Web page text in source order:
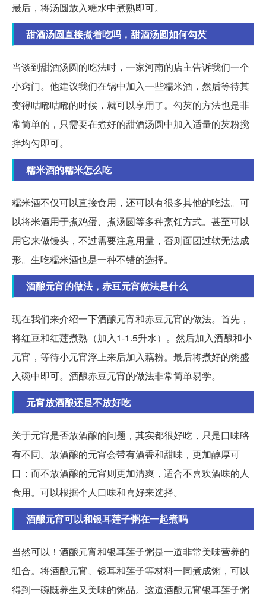
最后，将汤圆放入糖水中煮熟即可。
甜酒汤圆直接煮着吃吗，甜酒汤圆如何勾芡
当谈到甜酒汤圆的吃法时，一家河南的店主告诉我们一个
小窍门。他建议我们在锅中加入一些糯米酒，然后等待其
变得咕嘟咕嘟的时候，就可以享用了。勾芡的方法也是非
常简单的，只需要在煮好的甜酒汤圆中加入适量的芡粉搅
拌均匀即可。
糯米酒的糯米怎么吃
糯米酒不仅可以直接食用，还可以有很多其他的吃法。可
以将米酒用于煮鸡蛋、煮汤圆等多种烹饪方式。甚至可以
用它来做馒头，不过需要注意用量，否则面团过软无法成
形。生吃糯米酒也是一种不错的选择。
酒酿元宵的做法，赤豆元宵做法是什么
现在我们来介绍一下酒酿元宵和赤豆元宵的做法。首先，
将红豆和红莲煮熟（加入1-1.5升水）。然后加入酒酿和小
元宵，等待小元宵浮上来后加入藕粉。最后将煮好的粥盛
入碗中即可。酒酿赤豆元宵的做法非常简单易学。
元宵放酒酿还是不放好吃
关于元宵是否放酒酿的问题，其实都很好吃，只是口味略
有不同。放酒酿的元宵会带有酒香和甜味，更加醇厚可
口；而不放酒酿的元宵则更加清爽，适合不喜欢酒味的人
食用。可以根据个人口味和喜好来选择。
酒酿元宵可以和银耳莲子粥在一起煮吗
当然可以！酒酿元宵和银耳莲子粥是一道非常美味营养的
组合。将酒酿元宵、银耳和莲子等材料一同煮成粥，可以
得到一碗既养生又美味的粥品。这道酒酿元宵银耳莲子粥